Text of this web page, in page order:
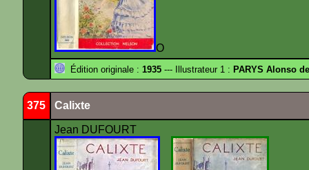
O
Édition originale : 1935 --- Illustrateur 1 : PARYS Alonso de
375 Calixte
Jean DUFOURT